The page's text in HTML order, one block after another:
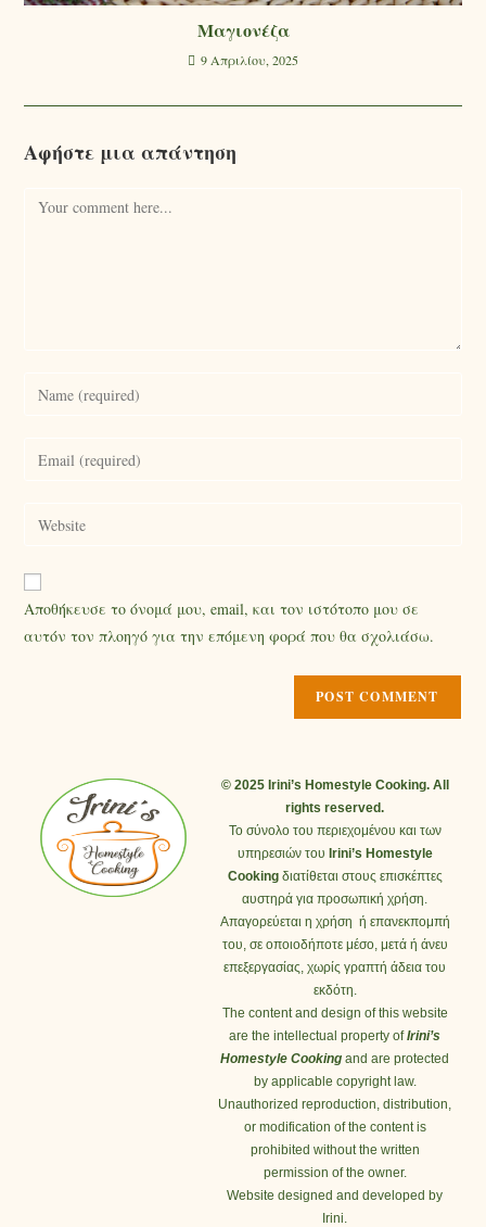
Mαγιονέζα
9 Απριλίου, 2025
Αφήστε μια απάντηση
Αποθήκευσε το όνομά μου, email, και τον ιστότοπο μου σε
αυτόν τον πλοηγό για την επόμενη φορά που θα σχολιάσω.
© 2025 Irini’s Homestyle Cooking. All
rights reserved.
Το σύνολο του περιεχομένου και των
υπηρεσιών του Irini’s Homestyle
Cookingδιατίθεται στους επισκέπτες
αυστηρά για προσωπική χρήση.
Απαγορεύεται η χρήση ή επανεκπομπή
του, σε οποιοδήποτε μέσο, μετά ή άνευ
επεξεργασίας, χωρίς γραπτή άδεια του
εκδότη.
The content and design of this website
are the intellectual property ofIrini’s
Homestyle Cooking and are protected
by applicable copyright law.
Unauthorized reproduction, distribution,
or modification of the content is
prohibited without the written
permission of the owner.
Website designed and developed by
Irini.